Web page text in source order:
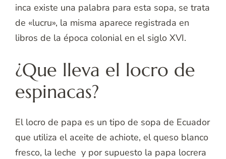
inca existe una palabra para esta sopa, se trata
de «lucru», la misma aparece registrada en
libros de la época colonial en el siglo XVI.
¿Que lleva el locro de
espinacas?
El locro de papa es un tipo de sopa de Ecuador
que utiliza el aceite de achiote, el queso blanco
fresco, la leche y por supuesto la papa locrera